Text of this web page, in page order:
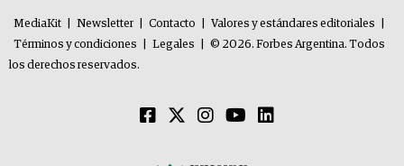
MediaKit Newsletter Contacto Valores y estándares editoriales
Términos y condiciones
Legales
© 2026. Forbes Argentina. Todos
los derechos reservados.